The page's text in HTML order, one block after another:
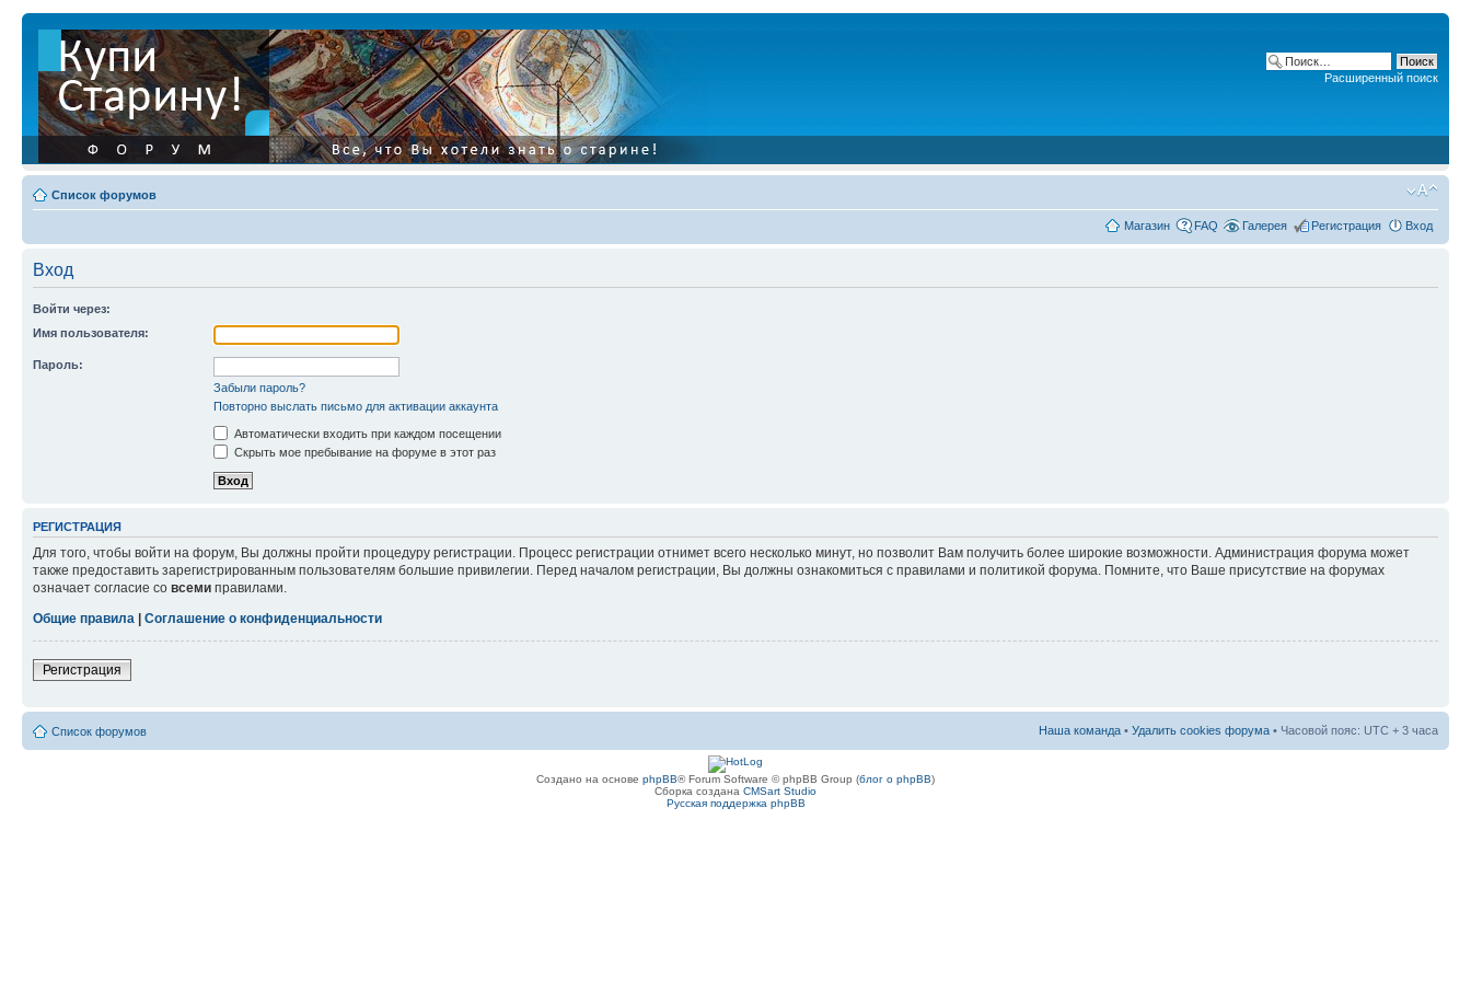
Расширенный поиск
Список форумов
Магазин FAQ Галерея Регистрация Вход
Вход
Войти через:
Имя пользователя:
Пароль:
Забыли пароль?
Повторно выслать письмо для активации аккаунта
Автоматически входить при каждом посещении
Скрыть мое пребывание на форуме в этот раз
РЕГИСТРАЦИЯ
Для того, чтобы войти на форум, Вы должны пройти процедуру регистрации. Процесс регистрации отнимет всего несколько минут, но позволит Вам получить более широкие возможности. Администрация форума может
также предоставить зарегистрированным пользователям большие привилегии. Перед началом регистрации, Вы должны ознакомиться с правилами и политикой форума. Помните, что Ваше присутствие на форумах
означает согласие со всеми правилами.
Общие правила | Соглашение о конфиденциальности
Регистрация
Список форумов Наша команда • Удалить cookies форума • Часовой пояс: UTC + 3 часа
Создано на основе phpBB® Forum Software © phpBB Group (блог о phpBB)
Сборка создана CMSart Studio
Русская поддержка phpBB